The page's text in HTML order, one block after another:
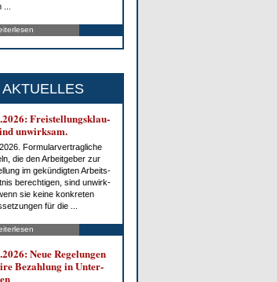
AKTUELLES
Frei­stel­lungs­klau­
un­wirk­sam.
For­mu­lar­ver­trag­li­che
die den Ar­beit­ge­ber zur
im ge­kün­dig­ten Ar­beits­
be­rech­ti­gen, sind un­wirk­
sie kei­ne kon­kre­ten
für die ...
Neue Re­ge­lun­gen
Be­zah­lung in Un­ter­